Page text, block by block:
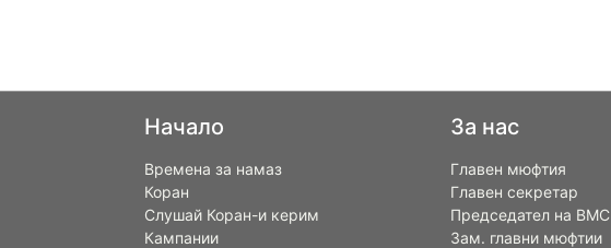
Начало
Времена за намаз
Коран
Слушай Коран-и керим
Кампании
За нас
Главен мюфтия
Главен секретар
Председател на ВМС
Зам. главни мюфтии